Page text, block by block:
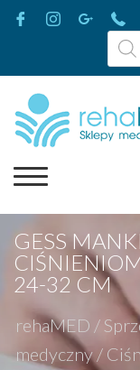
GESS
24-32 CM
rehaMED /
medyczny /